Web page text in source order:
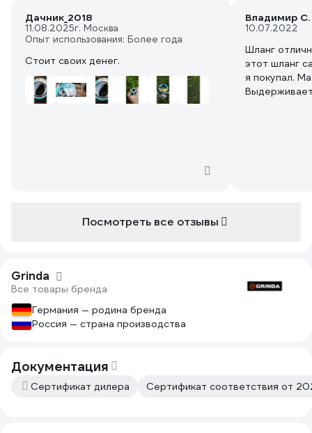
Дачник_2018
11.08.2025г. Москва
Опыт использования: Более года
Стоит своих денег.
Владимир С.
10.07.2022
Шланг
этот шланг
я покупал.
Шланг
Посмотреть все отзывы
Grinda
Все товары бренда
Германия — родина бренда
Россия — страна производства
Документация
Сертификат дилера Сертификат соответствия от